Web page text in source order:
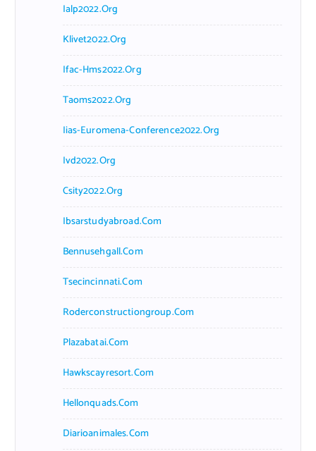
Ialp2022.org
Klivet2022.org
Ifac-Hms2022.org
Taoms2022.org
Iias-Euromena-Conference2022.org
Ivd2022.org
Csity2022.org
Ibsarstudyabroad.com
Bennusehgall.com
Tsecincinnati.com
Roderconstructiongroup.com
Plazabatai.com
Hawkscayresort.com
Hellonquads.com
Diarioanimales.com